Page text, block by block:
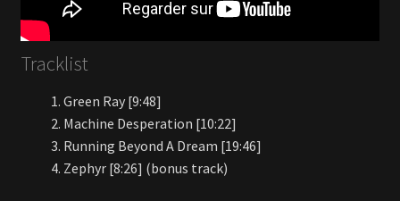
Tracklist
Green Ray [9:48]
Machine Desperation [10:22]
Running Beyond A Dream [19:46]
Zephyr [8:26] (bonus track)